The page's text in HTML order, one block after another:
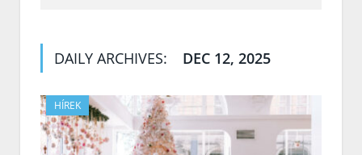
DAILY ARCHIVES: DEC 12, 2025
HÍREK